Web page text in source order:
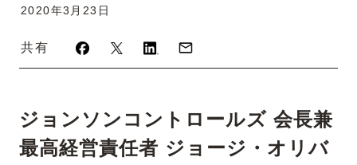
2020年3月23日
共有
ジョンソンコントロールズ 会長兼
最高経営責任者 ジョージ・オリバ